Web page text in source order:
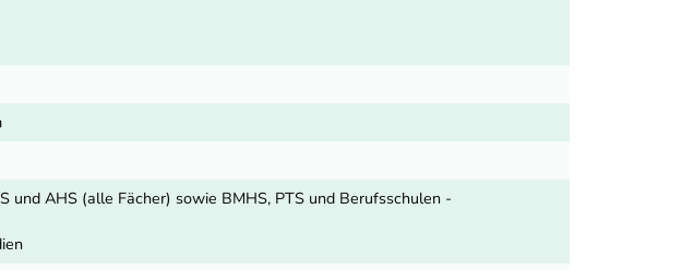
und AHS (alle Fächer) sowie BMHS, PTS und Berufsschulen -